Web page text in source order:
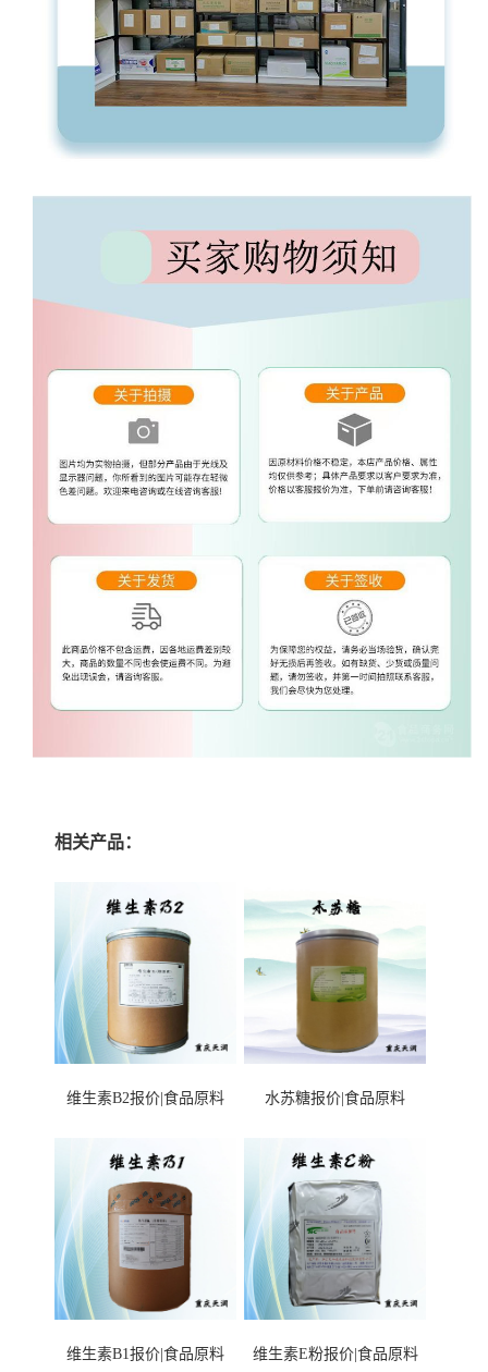
相关产品：
维生素B2报价|食品原料 水苏糖报价|食品原料
维生素B1报价|食品原料 维生素E粉报价|食品原料